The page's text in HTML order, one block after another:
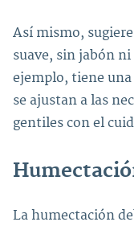
Así mismo,
suave, sin jabón
ejemplo, tiene
se ajustan a las
gentiles con el
La humectación